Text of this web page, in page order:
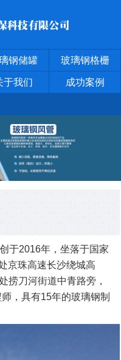
钢储罐 玻璃钢格栅
于我们 成功案例
2016年，坐落于国家
京珠高速长沙绕城高
捞刀河街道中青路旁，
，具有15年的玻璃钢制